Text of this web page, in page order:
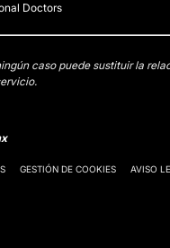
Doctors
caso puede sustituir la
GESTIÓN DE COOKIES AVISO